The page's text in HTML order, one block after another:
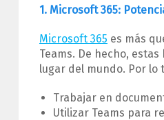
1. Microsoft 365:
Microsoft 365 es más
Teams. De hecho,
lugar del mundo. Por lo
Trabajar en
Utilizar Teams para